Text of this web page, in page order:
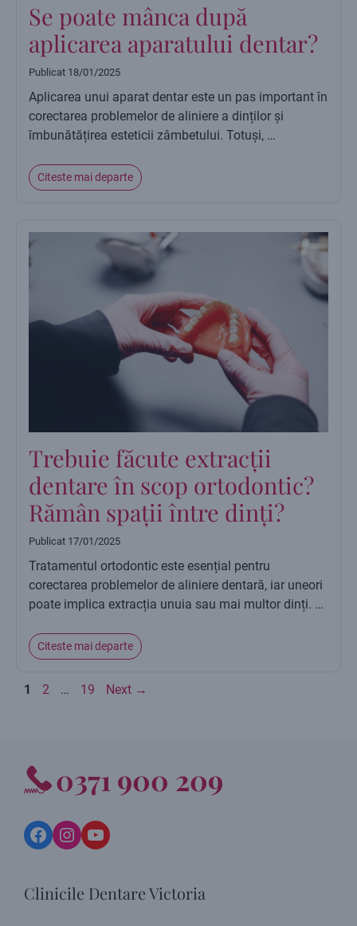
Se poate mânca după
aplicarea aparatului dentar?
Publicat 18/01/2025
Aplicarea unui aparat dentar este un pas important în
corectarea problemelor de aliniere a dinților și
îmbunătățirea esteticii zâmbetului. Totuși, …
Citeste mai departe
Trebuie făcute extracții
dentare în scop ortodontic?
Rămân spații între dinți?
Publicat 17/01/2025
Tratamentul ortodontic este esențial pentru
corectarea problemelor de aliniere dentară, iar uneori
poate implica extracția unuia sau mai multor dinți. …
Citeste mai departe
Page
1 Page
2 … Page
19 Next →
0371 900 209
Facebook
Instagram
YouTube
Clinicile Dentare Victoria